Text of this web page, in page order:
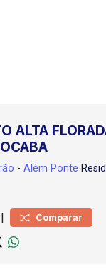
ALTA
- Além Ponte
| Comparar